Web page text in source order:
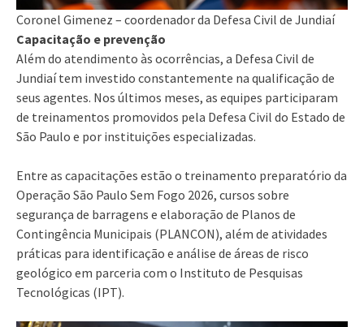
Coronel Gimenez – coordenador da Defesa Civil de Jundiaí
Capacitação e prevenção
Além do atendimento às ocorrências, a Defesa Civil de
Jundiaí tem investido constantemente na qualificação de
seus agentes. Nos últimos meses, as equipes participaram
de treinamentos promovidos pela Defesa Civil do Estado de
São Paulo e por instituições especializadas.
Entre as capacitações estão o treinamento preparatório da
Operação São Paulo Sem Fogo 2026, cursos sobre
segurança de barragens e elaboração de Planos de
Contingência Municipais (PLANCON), além de atividades
práticas para identificação e análise de áreas de risco
geológico em parceria com o Instituto de Pesquisas
Tecnológicas (IPT).